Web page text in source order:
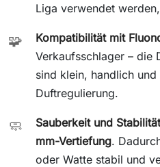
Liga verwendet
🧩 Kompatibilität mit
Verkaufsschlager – die
sind klein, handlich und
Duftregulierung.
🧼 Sauberkeit und Stabilität
mm-Vertiefung.
oder Watte stabil und